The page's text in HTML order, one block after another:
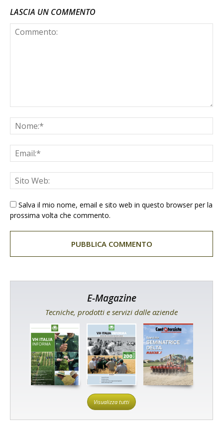
LASCIA UN COMMENTO
Salva il mio nome, email e sito web in questo browser per la
prossima volta che commento.
E-Magazine
Tecniche, prodotti e servizi dalle aziende
Visualizza tutti